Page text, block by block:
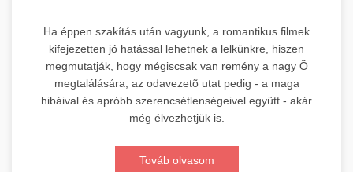
Ha éppen szakítás után vagyunk, a romantikus filmek
kifejezetten jó hatással lehetnek a lelkünkre, hiszen
megmutatják, hogy mégiscsak van remény a nagy Õ
megtalálására, az odavezetõ utat pedig - a maga
hibáival és apróbb szerencsétlenségeivel együtt - akár
még élvezhetjük is.
Továb olvasom